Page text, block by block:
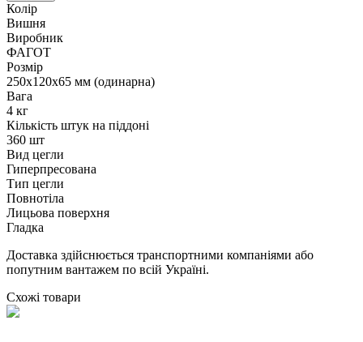
Колір
Вишня
Виробник
ФАГОТ
Розмір
250х120х65 мм (одинарна)
Вага
4 кг
Кількість штук на піддоні
360 шт
Вид цегли
Гиперпресована
Тип цегли
Повнотіла
Лицьова поверхня
Гладка
Доставка здійснюється транспортними компаніями або
попутним вантажем по всій Україні.
Схожі товари